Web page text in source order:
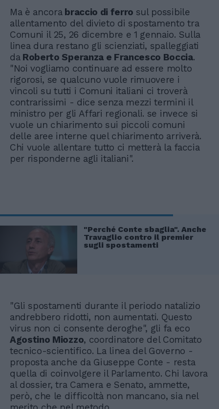
Ma è ancorabraccio di ferro sul possibile
allentamento del divieto di spostamento tra
Comuni il 25, 26 dicembre e 1 gennaio. Sulla
linea dura restano gli scienziati, spalleggiati
daRoberto Speranza e Francesco Boccia.
"Noi vogliamo continuare ad essere molto
rigorosi, se qualcuno vuole rimuovere i
vincoli su tutti i Comuni italiani ci troverà
contrarissimi - dice senza mezzi termini il
ministro per gli Affari regionali. se invece si
vuole un chiarimento sui piccoli comuni
delle aree interne quel chiarimento arriverà.
Chi vuole allentare tutto ci metterà la faccia
per risponderne agli italiani".
"Perché Conte sbaglia". Anche
Travaglio contro il premier
sugli spostamenti
"Gli spostamenti durante il periodo natalizio
andrebbero ridotti, non aumentati. Questo
virus non ci consente deroghe", gli fa eco
Agostino Miozzo, coordinatore del Comitato
tecnico-scientifico. La linea del Governo -
proposta anche da Giuseppe Conte - resta
quella di coinvolgere il Parlamento. Chi lavora
al dossier, tra Camera e Senato, ammette,
però, che le difficoltà non mancano, sia nel